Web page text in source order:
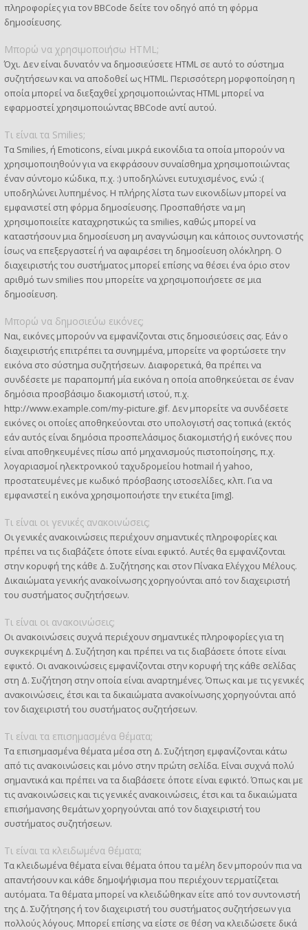
πληροφορίες για τον BBCode δείτε τον οδηγό από τη φόρμα
δημοσίευσης.
Μπορώ να χρησιμοποιήσω HTML;
Όχι. Δεν είναι δυνατόν να δημοσιεύσετε HTML σε αυτό το σύστημα
συζητήσεων και να αποδοθεί ως HTML. Περισσότερη μορφοποίηση η
οποία μπορεί να διεξαχθεί χρησιμοποιώντας HTML μπορεί να
εφαρμοστεί χρησιμοποιώντας BBCode αντί αυτού.
Τι είναι τα Smilies;
Τα Smilies, ή Emoticons, είναι μικρά εικονίδια τα οποία μπορούν να
χρησιμοποιηθούν για να εκφράσουν συναίσθημα χρησιμοποιώντας
έναν σύντομο κώδικα, π.χ. :) υποδηλώνει ευτυχισμένος, ενώ :(
υποδηλώνει λυπημένος. Η πλήρης λίστα των εικονιδίων μπορεί να
εμφανιστεί στη φόρμα δημοσίευσης. Προσπαθήστε να μη
χρησιμοποιείτε καταχρηστικώς τα smilies, καθώς μπορεί να
καταστήσουν μια δημοσίευση μη αναγνώσιμη και κάποιος συντονιστής
ίσως να επεξεργαστεί ή να αφαιρέσει τη δημοσίευση ολόκληρη. Ο
διαχειριστής του συστήματος μπορεί επίσης να θέσει ένα όριο στον
αριθμό των smilies που μπορείτε να χρησιμοποιήσετε σε μια
δημοσίευση.
Μπορώ να δημοσιεύω εικόνες;
Ναι, εικόνες μπορούν να εμφανίζονται στις δημοσιεύσεις σας. Εάν ο
διαχειριστής επιτρέπει τα συνημμένα, μπορείτε να φορτώσετε την
εικόνα στο σύστημα συζητήσεων. Διαφορετικά, θα πρέπει να
συνδέσετε με παραπομπή μία εικόνα η οποία αποθηκεύεται σε έναν
δημόσια προσβάσιμο διακομιστή ιστού, π.χ.
http://www.example.com/my-picture.gif. Δεν μπορείτε να συνδέσετε
εικόνες οι οποίες αποθηκεύονται στο υπολογιστή σας τοπικά (εκτός
εάν αυτός είναι δημόσια προσπελάσιμος διακομιστής) ή εικόνες που
είναι αποθηκευμένες πίσω από μηχανισμούς πιστοποίησης, π.χ.
λογαριασμοί ηλεκτρονικού ταχυδρομείου hotmail ή yahoo,
προστατευμένες με κωδικό πρόσβασης ιστοσελίδες, κλπ. Για να
εμφανιστεί η εικόνα χρησιμοποιήστε την ετικέτα [img].
Τι είναι οι γενικές ανακοινώσεις;
Οι γενικές ανακοινώσεις περιέχουν σημαντικές πληροφορίες και
πρέπει να τις διαβάζετε όποτε είναι εφικτό. Αυτές θα εμφανίζονται
στην κορυφή της κάθε Δ. Συζήτησης και στον Πίνακα Ελέγχου Μέλους.
Δικαιώματα γενικής ανακοίνωσης χορηγούνται από τον διαχειριστή
του συστήματος συζητήσεων.
Τι είναι οι ανακοινώσεις;
Οι ανακοινώσεις συχνά περιέχουν σημαντικές πληροφορίες για τη
συγκεκριμένη Δ. Συζήτηση και πρέπει να τις διαβάσετε όποτε είναι
εφικτό. Οι ανακοινώσεις εμφανίζονται στην κορυφή της κάθε σελίδας
στη Δ. Συζήτηση στην οποία είναι αναρτημένες. Όπως και με τις γενικές
ανακοινώσεις, έτσι και τα δικαιώματα ανακοίνωσης χορηγούνται από
τον διαχειριστή του συστήματος συζητήσεων.
Τι είναι τα επισημασμένα θέματα;
Τα επισημασμένα θέματα μέσα στη Δ. Συζήτηση εμφανίζονται κάτω
από τις ανακοινώσεις και μόνο στην πρώτη σελίδα. Είναι συχνά πολύ
σημαντικά και πρέπει να τα διαβάσετε όποτε είναι εφικτό. Όπως και με
τις ανακοινώσεις και τις γενικές ανακοινώσεις, έτσι και τα δικαιώματα
επισήμανσης θεμάτων χορηγούνται από τον διαχειριστή του
συστήματος συζητήσεων.
Τι είναι τα κλειδωμένα θέματα;
Τα κλειδωμένα θέματα είναι θέματα όπου τα μέλη δεν μπορούν πια να
απαντήσουν και κάθε δημοψήφισμα που περιέχουν τερματίζεται
αυτόματα. Τα θέματα μπορεί να κλειδώθηκαν είτε από τον συντονιστή
της Δ. Συζήτησης ή τον διαχειριστή του συστήματος συζητήσεων για
πολλούς λόγους. Μπορεί επίσης να είστε σε θέση να κλειδώσετε δικά